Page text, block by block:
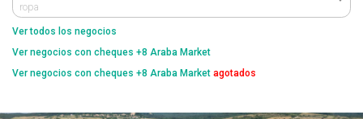
ropa
Ver todos los negocios
Ver negocios con cheques +8 Araba Market
Ver negocios con cheques +8 Araba Market agotados